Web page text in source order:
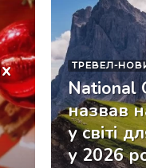
ТРЕВЕЛ-
National
назвав
у світі
у 2026